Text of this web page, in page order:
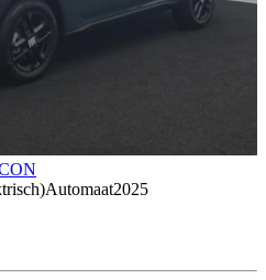
Automaat2025